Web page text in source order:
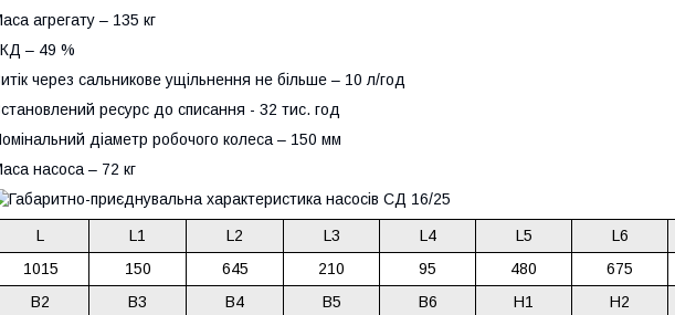
агрегату – 135 кг
– 49 %
через сальникове ущільнення не більше – 10 л/год
ресурс до списання - 32 тис. год
діаметр робочого колеса – 150 мм
насоса – 72 кг
L L1 L2 L3 L4 L5 L6
1015
150 645 210 95 480 675
B2
B3 B4 B5 B6 H1 H2